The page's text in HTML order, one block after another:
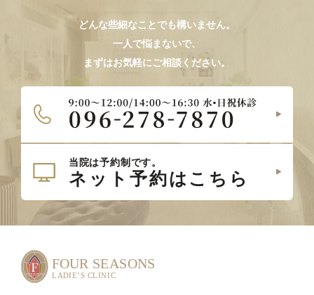
どんな些細なことでも構いません。
一人で悩まないで、
まずはお気軽にご相談ください。